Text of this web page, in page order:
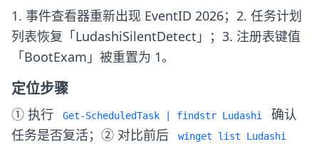
1. 事件查看器重新出现 EventID 2026；2. 任务计划
列表恢复「LudashiSilentDetect」；3. 注册表键值
「BootExam」被重置为 1。
定位步骤
① 执行 Get-ScheduledTask | findstr Ludashi
确认
任务是否复活；② 对比前后
winget list Ludashi